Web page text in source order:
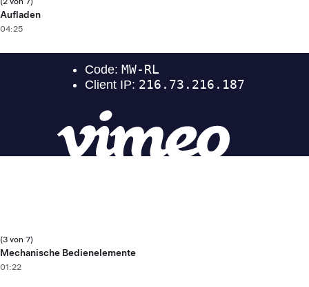
Aufladen
04:25
(3 von 7)
Mechanische Bedienelemente
01:22